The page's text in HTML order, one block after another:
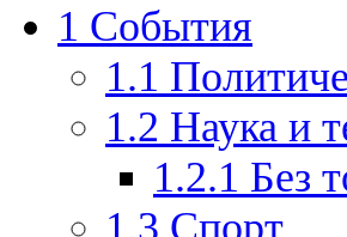
1 События
1.1
1.2 Наука и
1.2.1 Без
1.3 Спорт